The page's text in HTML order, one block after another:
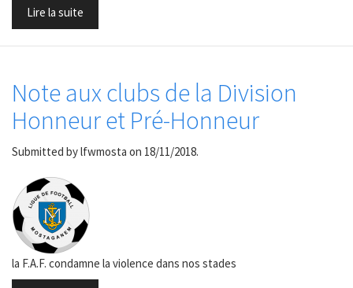
Lire la suite
Note aux clubs de la Division
Honneur et Pré-Honneur
Submitted bylfwmosta on 18/11/2018.
la F.A.F. condamne la violence dans nos stades